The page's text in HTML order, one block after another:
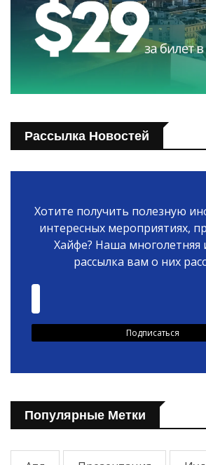
Рассылка Новостей
Хотите получить полезную
интересных мероприятиях,
Хайфе? Наша многолетняя
рассылка вам о них
Популярные Метки